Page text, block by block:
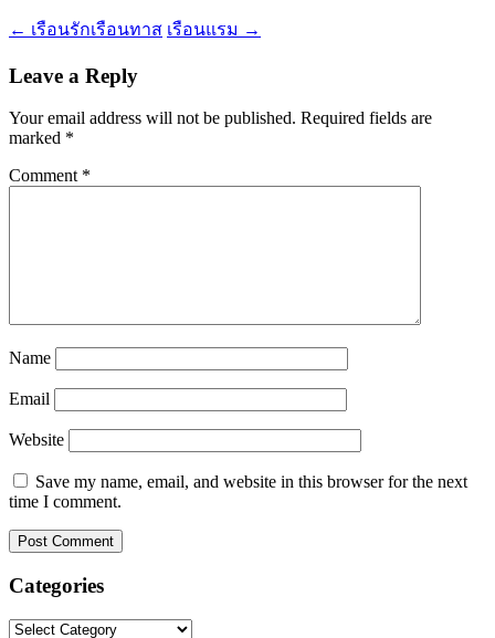
← เรือนรักเรือนทาส เรือนแรม →
Leave a Reply
Your email address will not be published. Required fields are
marked *
Comment *
Name
Email
Website
Save my name, email, and website in this browser for the next
time I comment.
Categories
Categories